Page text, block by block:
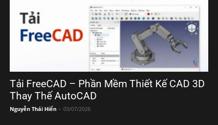
Tải FreeCAD – Phần Mềm Thiết Kế CAD 3D
Thay Thế AutoCAD
Nguyễn Thái Hiển - 03/07/2026